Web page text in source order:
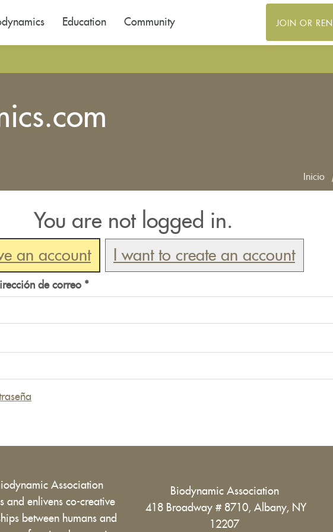
Education Community JOIN OR
Inicio
You are not logged in.
an account I want to create an account
de correo *
Association
and enlivens co-creative
between humans and
Biodynamic Association
418 Broadway # 8710, Albany, NY
12207